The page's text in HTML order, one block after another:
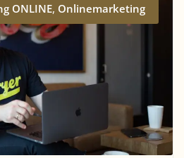
ONLINE, Onlinemarketing